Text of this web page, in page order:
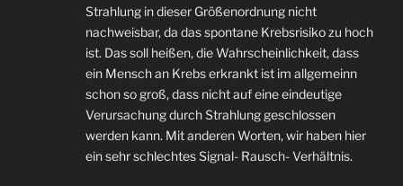
Strahlung in dieser Größenordnung nicht
nachweisbar, da das spontane Krebsrisiko zu hoch
ist. Das soll heißen, die Wahrscheinlichkeit, dass
ein Mensch an Krebs erkrankt ist im allgemeinn
schon so groß, dass nicht auf eine eindeutige
Verursachung durch Strahlung geschlossen
werden kann. Mit anderen Worten, wir haben hier
ein sehr schlechtes Signal- Rausch- Verhältnis.